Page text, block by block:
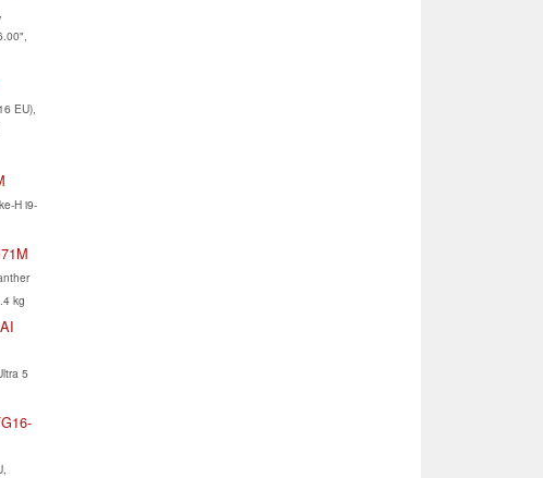
EU),
H i9-
kg
5